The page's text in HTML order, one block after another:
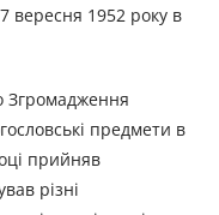
вересня 1952 року в
Згромадження
предмети в
прийняв
різні